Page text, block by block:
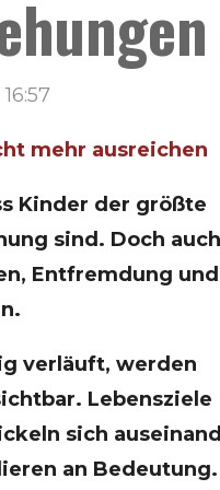
mehr ausreichen
Kinder der größte
sind. Doch auch
Entfremdung und
verläuft, werden
Lebensziele
sich
an Bedeutung.